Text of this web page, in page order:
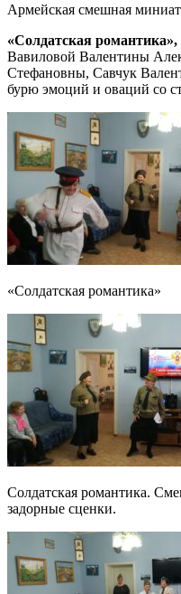
Армейская смешная
«Солдатская романтика»,
Вавиловой Валентины
Стефановны, Савчук
бурю эмоций и оваций со
«Солдатская романтика»
Солдатская романтика.
задорные сценки.